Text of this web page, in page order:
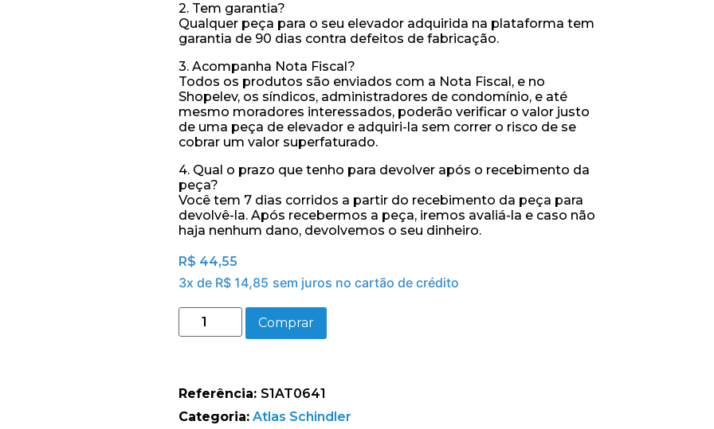
2. Tem garantia?
Qualquer peça para o seu elevador adquirida na plataforma tem
garantia de 90 dias contra defeitos de fabricação.
3. Acompanha Nota Fiscal?
Todos os produtos são enviados com a Nota Fiscal, e no
Shopelev, os síndicos, administradores de condomínio, e até
mesmo moradores interessados, poderão verificar o valor justo
de uma peça de elevador e adquiri-la sem correr o risco de se
cobrar um valor superfaturado.
4. Qual o prazo que tenho para devolver após o recebimento da
peça?
Você tem 7 dias corridos a partir do recebimento da peça para
devolvê-la. Após recebermos a peça, iremos avaliá-la e caso não
haja nenhum dano, devolvemos o seu dinheiro.
R$ 44,55
3x de R$ 14,85 sem juros no cartão de crédito
Comprar
Referência: S1AT0641
Categoria: Atlas Schindler